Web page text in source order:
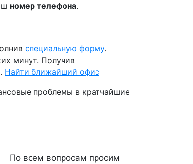
номер телефона.
специальную форму.
минут. Получив
Найти ближайший офис
проблемы в кратчайшие
По всем вопросам просим